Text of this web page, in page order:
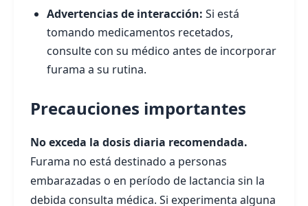
Advertencias de interacción: Si está
tomando medicamentos recetados,
consulte con su médico antes de incorporar
furama a su rutina.
Precauciones importantes
No exceda la dosis diaria recomendada.
Furama no está destinado a personas
embarazadas o en período de lactancia sin la
debida consulta médica. Si experimenta alguna